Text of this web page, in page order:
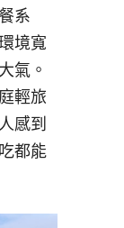
系
境寬
氣。
輕旅
感到
都能